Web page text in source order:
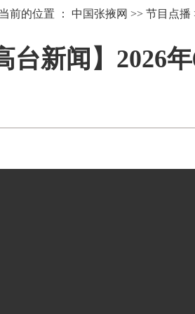
前的位置 ： 中国张掖网 >> 节目点播
台新闻】2026